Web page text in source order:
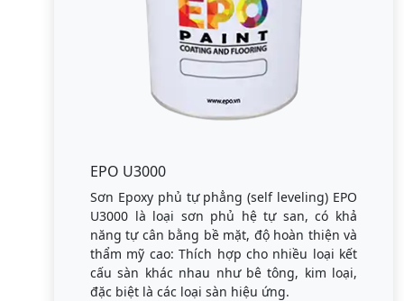
EPO U3000
Sơn Epoxy phủ tự phẳng (self leveling) EPO
U3000 là loại sơn phủ hệ tự san, có khả
năng tự cân bằng bề mặt, độ hoàn thiện và
thẩm mỹ cao: Thích hợp cho nhiều loại kết
cấu sàn khác nhau như bê tông, kim loại,
đặc biệt là các loại sàn hiệu ứng.